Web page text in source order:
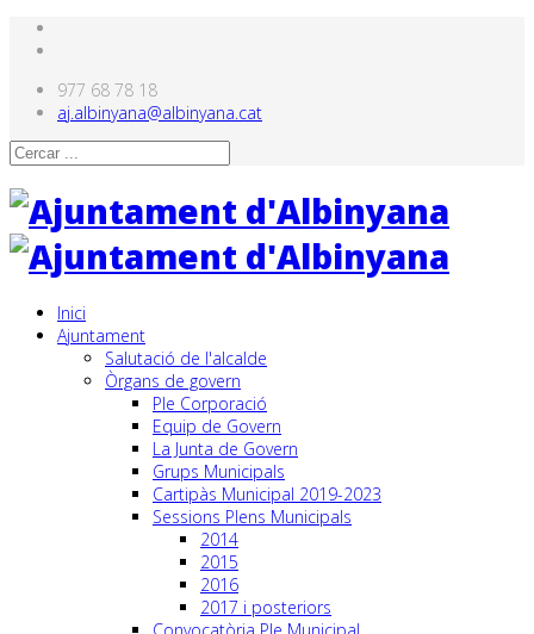
977 68 78 18
aj.albinyana@albinyana.cat
Inici
Ajuntament
Salutació de l'alcalde
Òrgans de govern
Ple Corporació
Equip de Govern
La Junta de Govern
Grups Municipals
Cartipàs Municipal 2019-2023
Sessions Plens Municipals
2014
2015
2016
2017 i posteriors
Convocatòria Ple Municipal